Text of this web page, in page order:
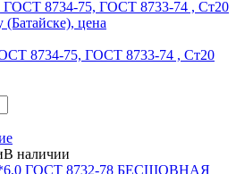
8734-75, ГОСТ 8733-74 , Ст20
В наличии